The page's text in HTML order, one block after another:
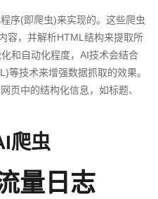
序(即爬虫)来实现的。这些爬虫
容，并解析HTML结构来提取所
和自动化程度，AI技术会结合
等技术来增强数据抓取的效果。
页中的结构化信息，如标题、
爬虫
量日志